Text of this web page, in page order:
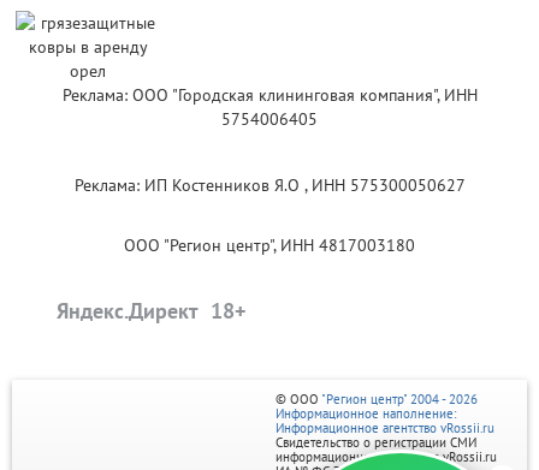
Реклама: ООО "Городская клининговая компания", ИНН
5754006405
Реклама: ИП Костенников Я.О , ИНН 575300050627
ООО "Регион центр", ИНН 4817003180
Яндекс.Директ
© ООО "Регион центр" 2004 - 2026
Информационное наполнение:
Информационное агентство vRossii.ru
Свидетельство о регистрации СМИ
информационного агентства vRossii.ru